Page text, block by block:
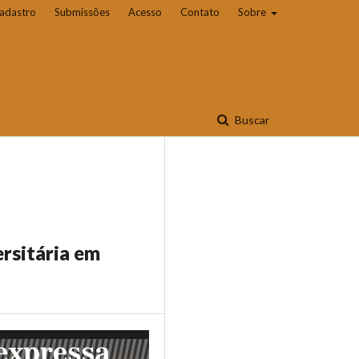
Buscar
Submissões Acesso Contato Sobre
em